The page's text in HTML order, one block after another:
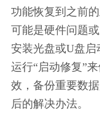
功能恢复到之前
可能是硬件问题
安装光盘或U盘启
运行“启动修复”
效，备份重要数
后的解决办法。